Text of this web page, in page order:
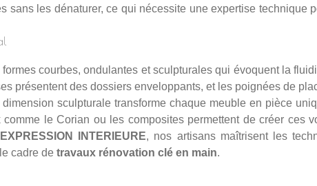
sans les dénaturer, ce qui nécessite une expertise technique
courbes, ondulantes et sculpturales qui évoquent la
présentent des dossiers enveloppants, et les poignées de
sculpturale transforme chaque meuble en pièce
le Corian ou les composites permettent de créer ces
EXPRESSION INTERIEURE, nos artisans maîtrisent les
cadre de travaux rénovation clé en main.